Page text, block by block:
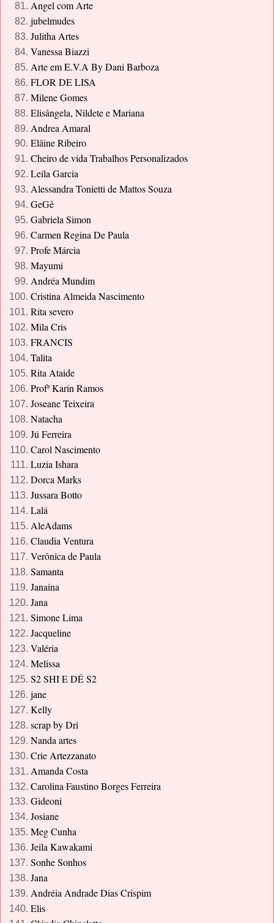
Angel com Arte
jubelmudes
Julitha Artes
Vanessa Biazzi
Arte em E.V.A By Dani Barboza
FLOR DE LISA
Milene Gomes
Elisângela, Nildete e Mariana
Andrea Amaral
Elâine Ribeiro
Cheiro de vida Trabalhos Personalizados
Leila Garcia
Alessandra Tonietti de Mattos Souza
GeGê
Gabriela Simon
Carmen Regina De Paula
Profe Márcia
Mayumi
Andréa Mundim
Cristina Almeida Nascimento
Rita severo
Mila Cris
FRANCIS
Talita
Rita Ataide
Profª Karin Ramos
Joseane Teixeira
Natacha
Jú Ferreira
Carol Nascimento
Luzia Ishara
Dorca Marks
Jussara Botto
Lalá
AleAdams
Claudia Ventura
Verônica de Paula
Samanta
Janaina
Jana
Simone Lima
Jacqueline
Valéria
Melissa
S2 SHI E DÉ S2
jane
Kelly
scrap by Dri
Nanda artes
Crie Artezzanato
Amanda Costa
Carolina Faustino Borges Ferreira
Gideoni
Josiane
Meg Cunha
Jeila Kawakami
Sonhe Sonhos
Jana
Andréia Andrade Dias Crispim
Elis